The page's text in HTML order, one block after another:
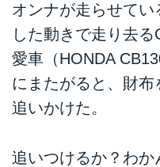
オンナが走らせてい
した動きで走り去
愛車（HONDA
にまたがると、財
追いかけた。
追いつけるか？わか